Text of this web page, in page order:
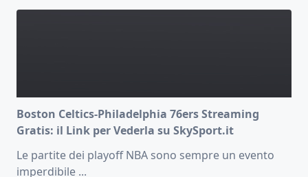
Boston Celtics-Philadelphia 76ers Streaming
Gratis: il Link per Vederla su SkySport.it
Le partite dei playoff NBA sono sempre un evento
imperdibile ...